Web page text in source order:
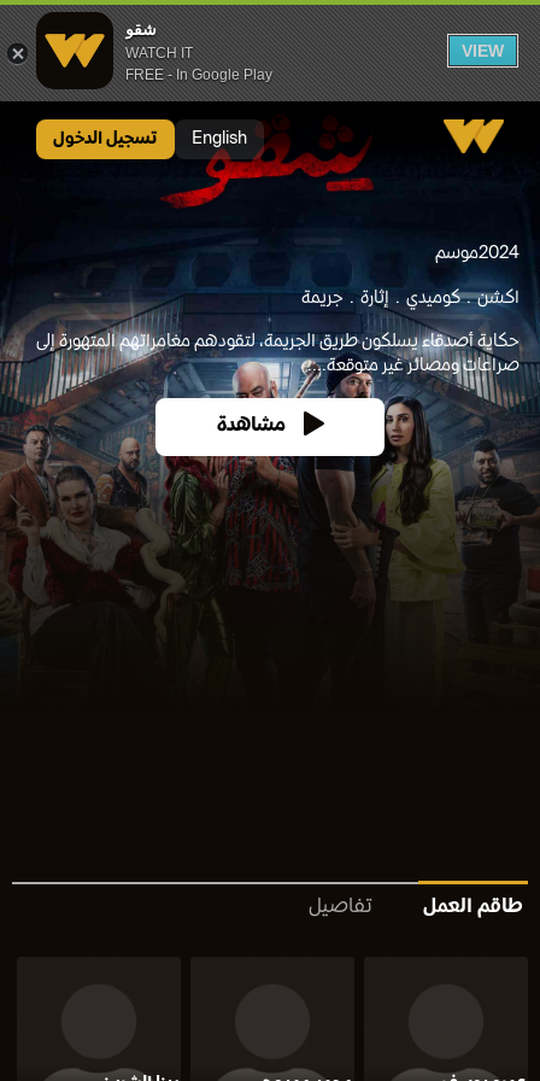
شقو
WATCH IT
FREE - In Google Play
VIEW
English تسجيل الدخول
2024موسم
اكشن كوميدي إثارة جريمة
حكاية أصدقاء يسلكون طريق الجريمة، لتقودهم مغامراتهم المتهورة إلى
صراعات ومصائر غير متوقعة....
مشاهدة
طاقم العمل تفاصيل